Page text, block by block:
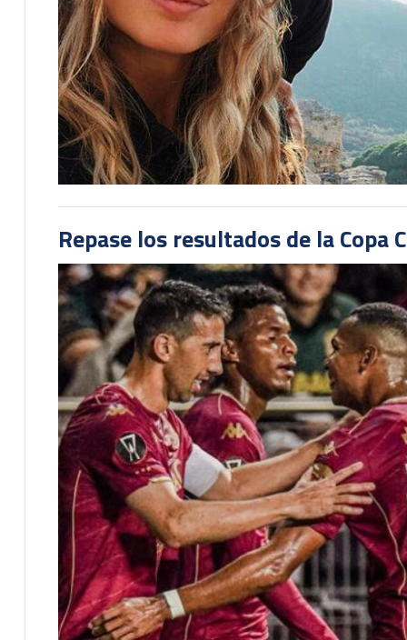
Repase los resultados de la Copa